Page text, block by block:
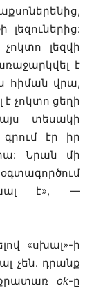
լեզուներից:
լեզվի
է
հիման վրա,
չոկտո ցեղի
տեսակի
էր իր
Նրան մի
է», —
«սխալ»-ի
չեն. դրանք
ok-ը